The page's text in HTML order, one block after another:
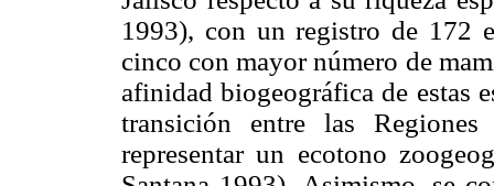
1993), con un registro de 172
cinco con mayor número de
afinidad biogeográfica de estas
transición entre las
representar un ecotono